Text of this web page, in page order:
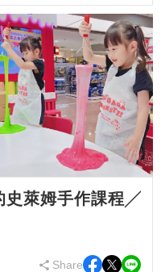
史萊姆手作課程╱
Share